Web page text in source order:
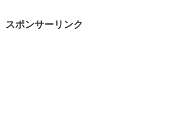
スポンサーリンク